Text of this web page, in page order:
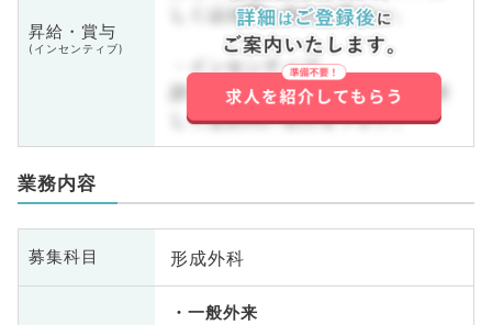
昇給・賞与
(インセンティブ)
しくはお問い合わせ下さい。
・インセンティブ
詳しくはお問い合わせ下さい。詳
しくはお問い合わせ下さい。
業務内容
募集科目 形成外科
一般外来